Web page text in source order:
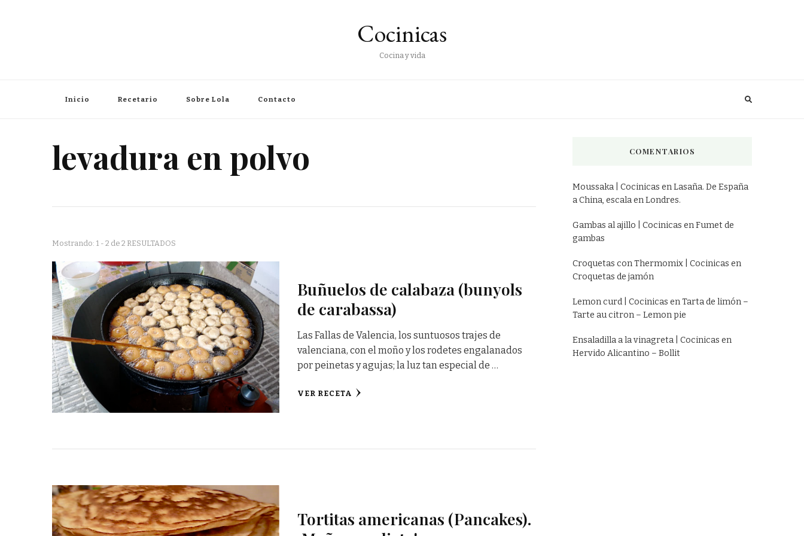
Cocinicas
Cocina y vida
Inicio Recetario Sobre Lola Contacto
levadura en polvo
Mostrando: 1 - 2 de 2 RESULTADOS
Buñuelos de calabaza (bunyols
de carabassa)
Las Fallas de Valencia, los suntuosos trajes de
valenciana, con el moño y los rodetes engalanados
por peinetas y agujas; la luz tan especial de …
VER RECETA
Tortitas americanas (Pancakes).
COMENTARIOS
Moussaka | Cocinicas enLasaña. De España
a China, escala en Londres.
Gambas al ajillo | Cocinicas enFumet de
gambas
Croquetas con Thermomix | Cocinicas en
Croquetas de jamón
Lemon curd | Cocinicas enTarta de limón –
Tarte au citron – Lemon pie
Ensaladilla a la vinagreta | Cocinicas en
Hervido Alicantino – Bollit